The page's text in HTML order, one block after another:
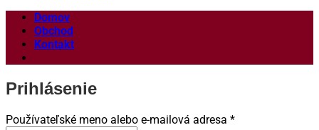
Domov
Obchod
Kontakt
Prihlásenie
Používateľské meno alebo e-mailová adresa *Povinné